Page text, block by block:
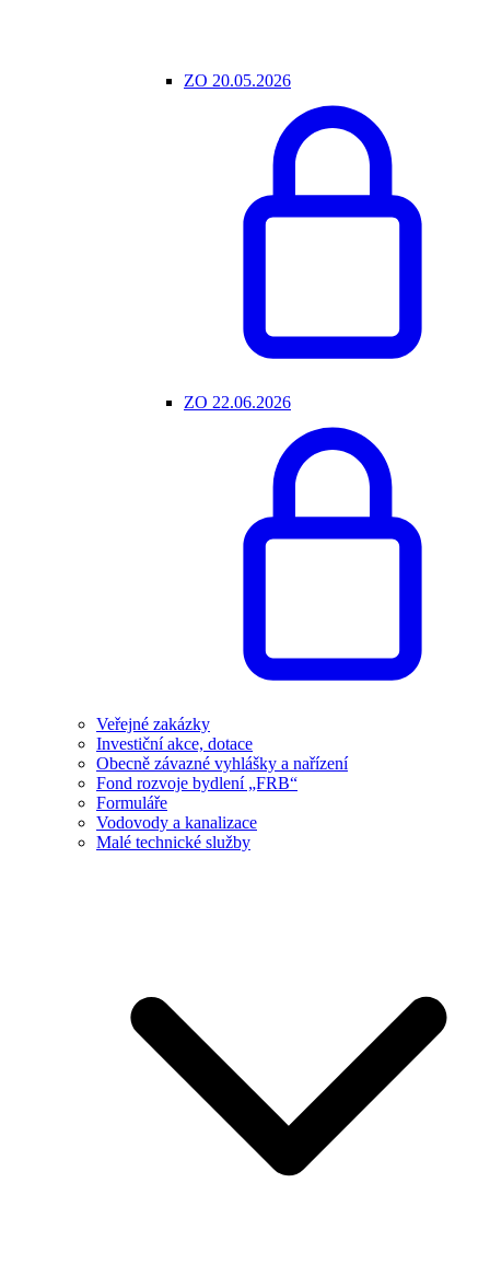
ZO 20.05.2026
ZO 22.06.2026
Veřejné zakázky
Investiční akce, dotace
Obecně závazné vyhlášky a nařízení
Fond rozvoje bydlení „FRB“
Formuláře
Vodovody a kanalizace
Malé technické služby